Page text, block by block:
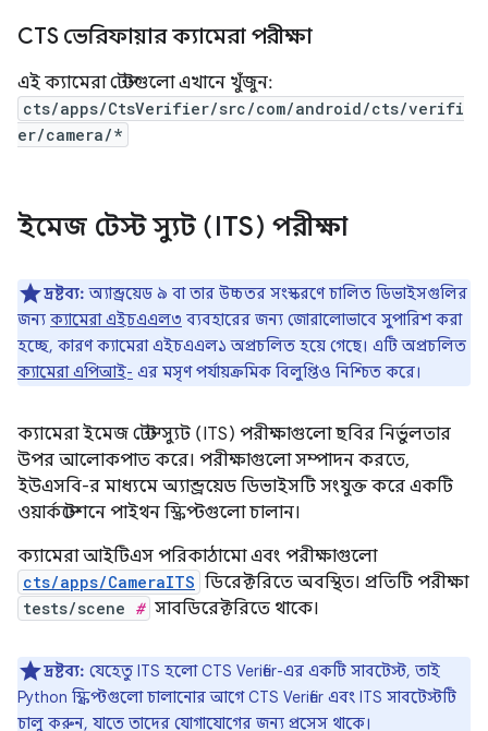
CTS ভেরিফায়ার ক্যামেরা পরীক্ষা
এই ক্যামেরা টেস্টগুলো এখানে খুঁজুন:
cts/apps/CtsVerifier/src/com/android/cts/verifi
er/camera/*
ইমেজ টেস্ট স্যুট (ITS) পরীক্ষা
দ্রষ্টব্য: অ্যান্ড্রয়েড ৯ বা তার উচ্চতর সংস্করণে চালিত ডিভাইসগুলির
জন্য ক্যামেরা এইচএএল৩ ব্যবহারের জন্য জোরালোভাবে সুপারিশ করা
হচ্ছে, কারণ ক্যামেরা এইচএএল১ অপ্রচলিত হয়ে গেছে। এটি অপ্রচলিত
ক্যামেরা এপিআই- এর মসৃণ পর্যায়ক্রমিক বিলুপ্তিও নিশ্চিত করে।
ক্যামেরা ইমেজ টেস্ট স্যুট (ITS) পরীক্ষাগুলো ছবির নির্ভুলতার
উপর আলোকপাত করে। পরীক্ষাগুলো সম্পাদন করতে,
ইউএসবি-র মাধ্যমে অ্যান্ড্রয়েড ডিভাইসটি সংযুক্ত করে একটি
ওয়ার্কস্টেশনে পাইথন স্ক্রিপ্টগুলো চালান।
ক্যামেরা আইটিএস পরিকাঠামো এবং পরীক্ষাগুলো
cts/apps/CameraITS ডিরেক্টরিতে অবস্থিত। প্রতিটি পরীক্ষা
tests/scene # সাবডিরেক্টরিতে থাকে।
দ্রষ্টব্য: যেহেতু ITS হলো CTS Verifier-এর একটি সাবটেস্ট, তাই
Python স্ক্রিপ্টগুলো চালানোর আগে CTS Verifier এবং ITS সাবটেস্টটি
চালু করুন, যাতে তাদের যোগাযোগের জন্য প্রসেস থাকে।